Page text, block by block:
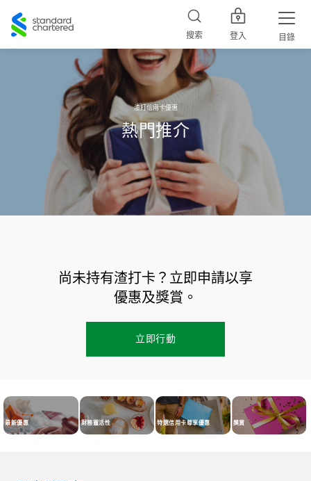
Standard
Chartered
搜索 登入 目錄
渣打信用卡優惠
熱門推介
尚未持有渣打卡？立即申請以享
優惠及獎賞。
立即行動
最新優惠 財務靈活性 特選信用卡尊享優惠 獎賞